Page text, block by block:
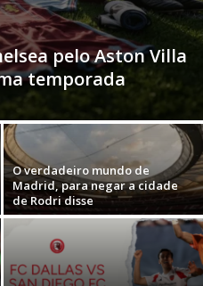
pelo Aston Villa
temporada
O verdadeiro mundo de
Madrid, para negar a cidade
de Rodri disse